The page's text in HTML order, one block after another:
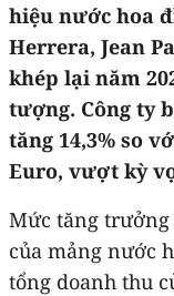
hiệu nước hoa
Herrera, Jean
khép lại năm
tượng. Công ty
tăng 14,3% so
Euro, vượt kỳ
Mức tăng trưởng
của mảng nước
tổng doanh thu